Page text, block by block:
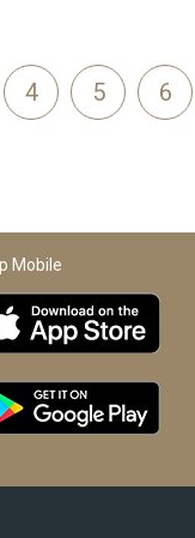
4 5 6
Mobile